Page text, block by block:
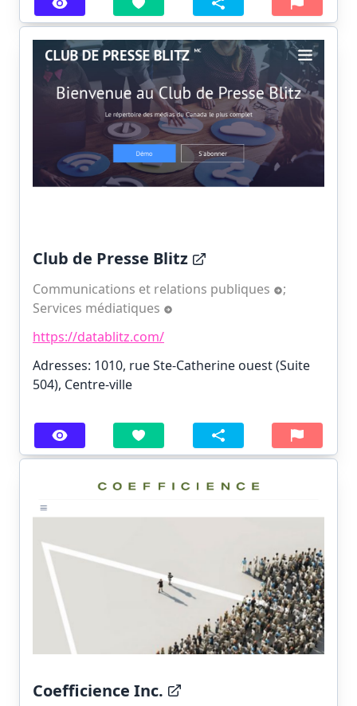
Club de Presse Blitz
Communications et relations publiques
;
Services médiatiques
https://datablitz.com/
Adresses: 1010, rue Ste-Catherine ouest (Suite
504), Centre-ville
Coefficience Inc.